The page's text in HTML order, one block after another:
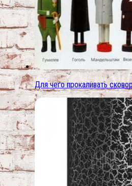
Для чего прокаливать